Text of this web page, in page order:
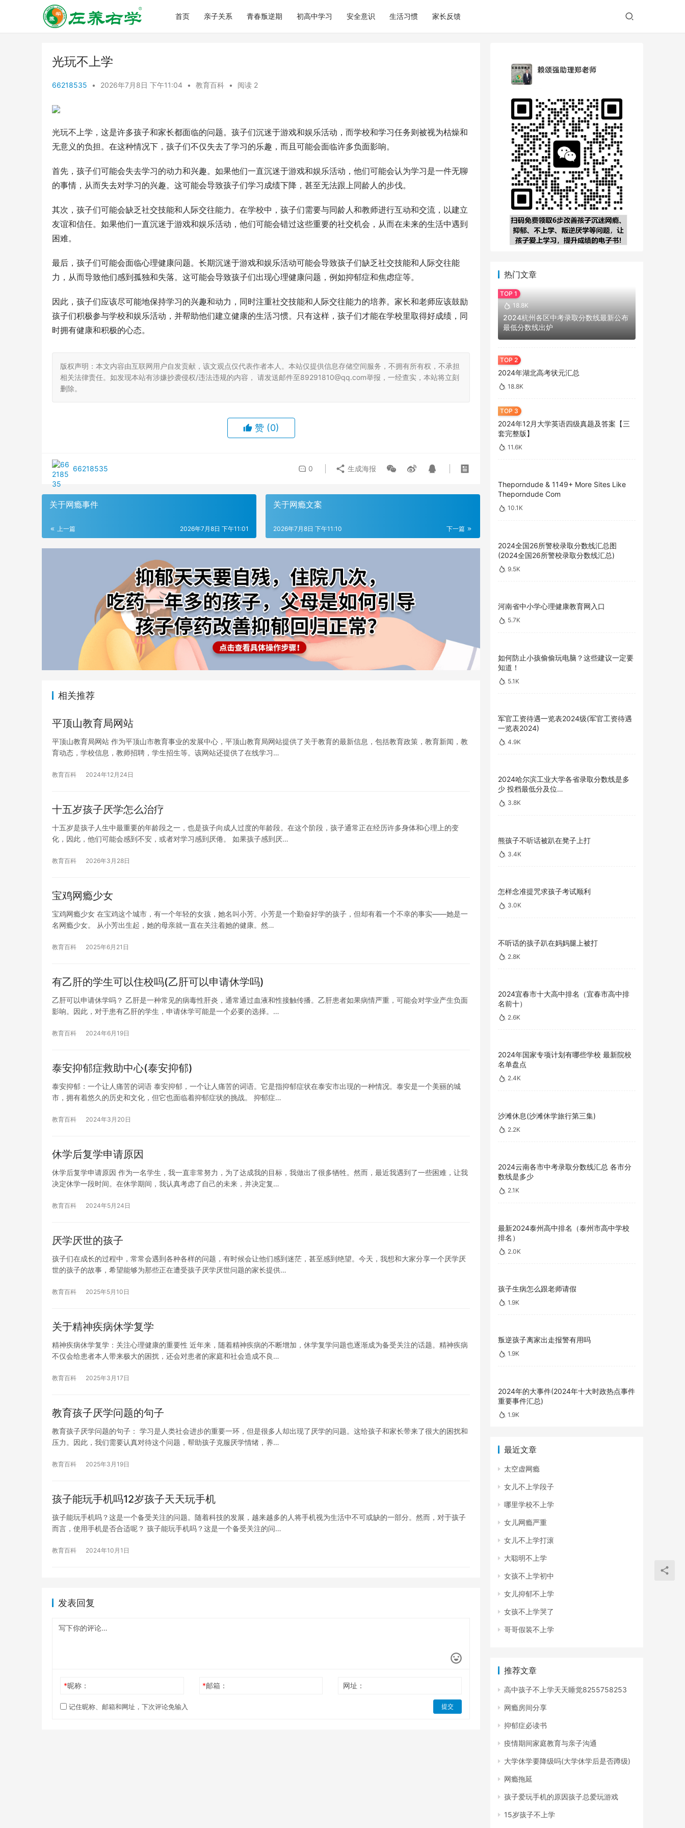
首页 亲子关系 青春叛逆期 初高中学习 安全意识 生活习惯 家长反馈
光玩不上学
66218535 • 2026年7月8日 下午11:04 • 教育百科 • 阅读 2
光玩不上学，这是许多孩子和家长都面临的问题。孩子们沉迷于游戏和娱乐活动，而学校和学习任务则被视为枯燥和
无意义的负担。在这种情况下，孩子们不仅失去了学习的乐趣，而且可能会面临许多负面影响。
首先，孩子们可能会失去学习的动力和兴趣。如果他们一直沉迷于游戏和娱乐活动，他们可能会认为学习是一件无聊
的事情，从而失去对学习的兴趣。这可能会导致孩子们学习成绩下降，甚至无法跟上同龄人的步伐。
其次，孩子们可能会缺乏社交技能和人际交往能力。在学校中，孩子们需要与同龄人和教师进行互动和交流，以建立
友谊和信任。如果他们一直沉迷于游戏和娱乐活动，他们可能会错过这些重要的社交机会，从而在未来的生活中遇到
困难。
最后，孩子们可能会面临心理健康问题。长期沉迷于游戏和娱乐活动可能会导致孩子们缺乏社交技能和人际交往能
力，从而导致他们感到孤独和失落。这可能会导致孩子们出现心理健康问题，例如抑郁症和焦虑症等。
因此，孩子们应该尽可能地保持学习的兴趣和动力，同时注重社交技能和人际交往能力的培养。家长和老师应该鼓励
孩子们积极参与学校和娱乐活动，并帮助他们建立健康的生活习惯。只有这样，孩子们才能在学校里取得好成绩，同
时拥有健康和积极的心态。
版权声明：本文内容由互联网用户自发贡献，该文观点仅代表作者本人。本站仅提供信息存储空间服务，不拥有所有权，不承担
相关法律责任。如发现本站有涉嫌抄袭侵权/违法违规的内容， 请发送邮件至89291810@qq.com举报，一经查实，本站将立刻
删除。
赞 (0)
66218535 0 生成海报
关于网瘾事件
上一篇 2026年7月8日 下午11:01
关于网瘾文案
下一篇
2026年7月8日 下午11:10
相关推荐
平顶山教育局网站
平顶山教育局网站 作为平顶山市教育事业的发展中心，平顶山教育局网站提供了关于教育的最新信息，包括教育政策，教育新闻，教
育动态，学校信息，教师招聘，学生招生等。该网站还提供了在线学习…
教育百科 2024年12月24日
十五岁孩子厌学怎么治疗
十五岁是孩子人生中最重要的年龄段之一，也是孩子向成人过度的年龄段。在这个阶段，孩子通常正在经历许多身体和心理上的变
化，因此，他们可能会感到不安，或者对学习感到厌倦。 如果孩子感到厌…
教育百科 2026年3月28日
宝鸡网瘾少女
宝鸡网瘾少女 在宝鸡这个城市，有一个年轻的女孩，她名叫小芳。小芳是一个勤奋好学的孩子，但却有着一个不幸的事实——她是一
名网瘾少女。 从小芳出生起，她的母亲就一直在关注着她的健康。然…
教育百科 2025年6月21日
有乙肝的学生可以住校吗(乙肝可以申请休学吗)
乙肝可以申请休学吗？ 乙肝是一种常见的病毒性肝炎，通常通过血液和性接触传播。乙肝患者如果病情严重，可能会对学业产生负面
影响。因此，对于患有乙肝的学生，申请休学可能是一个必要的选择。…
教育百科 2024年6月19日
泰安抑郁症救助中心(泰安抑郁)
泰安抑郁：一个让人痛苦的词语 泰安抑郁，一个让人痛苦的词语。它是指抑郁症状在泰安市出现的一种情况。泰安是一个美丽的城
市，拥有着悠久的历史和文化，但它也面临着抑郁症状的挑战。 抑郁症…
教育百科 2024年3月20日
休学后复学申请原因
休学后复学申请原因 作为一名学生，我一直非常努力，为了达成我的目标，我做出了很多牺牲。然而，最近我遇到了一些困难，让我
决定休学一段时间。在休学期间，我认真考虑了自己的未来，并决定复…
教育百科 2024年5月24日
厌学厌世的孩子
孩子们在成长的过程中，常常会遇到各种各样的问题，有时候会让他们感到迷茫，甚至感到绝望。今天，我想和大家分享一个厌学厌
世的孩子的故事，希望能够为那些正在遭受孩子厌学厌世问题的家长提供…
教育百科 2025年5月10日
关于精神疾病休学复学
精神疾病休学复学：关注心理健康的重要性 近年来，随着精神疾病的不断增加，休学复学问题也逐渐成为备受关注的话题。精神疾病
不仅会给患者本人带来极大的困扰，还会对患者的家庭和社会造成不良…
教育百科 2025年3月17日
教育孩子厌学问题的句子
教育孩子厌学问题的句子： 学习是人类社会进步的重要一环，但是很多人却出现了厌学的问题。这给孩子和家长带来了很大的困扰和
压力。因此，我们需要认真对待这个问题，帮助孩子克服厌学情绪，养…
教育百科 2025年3月19日
孩子能玩手机吗12岁孩子天天玩手机
孩子能玩手机吗？这是一个备受关注的问题。随着科技的发展，越来越多的人将手机视为生活中不可或缺的一部分。然而，对于孩子
而言，使用手机是否合适呢？ 孩子能玩手机吗？这是一个备受关注的问…
教育百科 2024年10月1日
发表回复
*昵称： *邮箱： 网址：
记住昵称、邮箱和网址，下次评论免输入 提交
热门文章
18.8K
2024杭州各区中考录取分数线最新公布
最低分数线出炉
2024年湖北高考状元汇总
18.8K
2024年12月大学英语四级真题及答案【三
套完整版】
11.6K
Theporndude & 1149+ More Sites Like
Theporndude Com
10.1K
2024全国26所警校录取分数线汇总图
(2024全国26所警校录取分数线汇总)
9.5K
河南省中小学心理健康教育网入口
5.7K
如何防止小孩偷偷玩电脑？这些建议一定要
知道！
5.1K
军官工资待遇一览表2024级(军官工资待遇
一览表2024)
4.9K
2024哈尔滨工业大学各省录取分数线是多
少 投档最低分及位…
3.8K
熊孩子不听话被趴在凳子上打
3.4K
怎样念准提咒求孩子考试顺利
3.0K
不听话的孩子趴在妈妈腿上被打
2.8K
2024宜春市十大高中排名（宜春市高中排
名前十）
2.6K
2024年国家专项计划有哪些学校 最新院校
名单盘点
2.4K
沙滩休息(沙滩休学旅行第三集)
2.2K
2024云南各市中考录取分数线汇总 各市分
数线是多少
2.1K
最新2024泰州高中排名（泰州市高中学校
排名）
2.0K
孩子生病怎么跟老师请假
1.9K
叛逆孩子离家出走报警有用吗
1.9K
2024年的大事件(2024年十大时政热点事件
重要事件汇总)
1.9K
最近文章
太空虚网瘾
女儿不上学段子
哪里学校不上学
女儿网瘾严重
女儿不上学打滚
大聪明不上学
女孩不上学初中
女儿抑郁不上学
女孩不上学哭了
哥哥假装不上学
推荐文章
高中孩子不上学天天睡觉8255758253
网瘾房间分享
抑郁症必读书
疫情期间家庭教育与亲子沟通
大学休学要降级吗(大学休学后是否蹲级)
网瘾拖延
孩子爱玩手机的原因孩子总爱玩游戏
15岁孩子不上学